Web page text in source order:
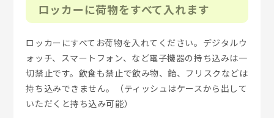
ロッカーに荷物をすべて入れます
ロッカーにすべてお荷物を入れてください。デジタルウ
ォッチ、スマートフォン、など電子機器の持ち込みは一
切禁止です。飲食も禁止で飲み物、飴、フリスクなどは
持ち込みできません。（ティッシュはケースから出して
いただくと持ち込み可能）